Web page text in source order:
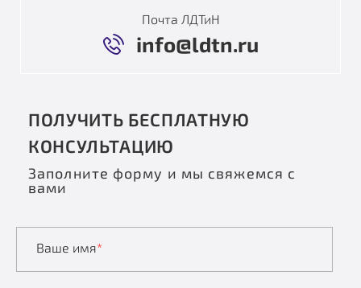
Почта ЛДТиН
info@ldtn.ru
ПОЛУЧИТЬ БЕСПЛАТНУЮ
КОНСУЛЬТАЦИЮ
Заполните форму и мы свяжемся с
вами
Ваше имя*